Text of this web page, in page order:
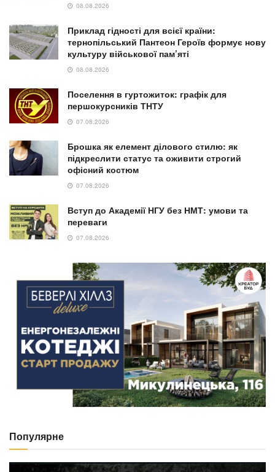
08.08.2026
Приклад гідності для всієї країни:
тернопільський Пантеон Героїв формує нову
культуру військової пам’яті
08.08.2026
Поселення в гуртожиток: графік для
першокурсників ТНТУ
07.08.2026
Брошка як елемент ділового стилю: як
підкреслити статус та оживити строгий
офісний костюм
07.08.2026
Вступ до Академії НГУ без НМТ: умови та
переваги
07.08.2026
Популярне